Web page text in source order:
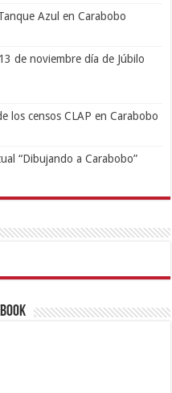
Azul en Carabobo
de noviembre día de Júbilo
los censos CLAP en Carabobo
“Dibujando a Carabobo”